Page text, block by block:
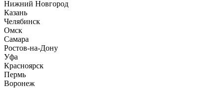
Нижний Новгород
Казань
Челябинск
Омск
Самара
Ростов-на-Дону
Уфа
Красноярск
Пермь
Воронеж